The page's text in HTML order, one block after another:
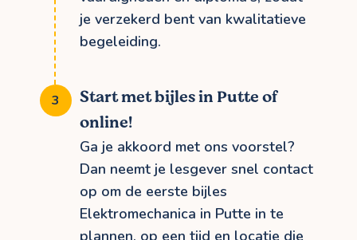
je verzekerd bent van kwalitatieve
begeleiding.
Start met bijles in Putte of
online!
Ga je akkoord met ons voorstel?
Dan neemt je lesgever snel contact
op om de eerste bijles
Elektromechanica in Putte in te
plannen, op een tijd en locatie die